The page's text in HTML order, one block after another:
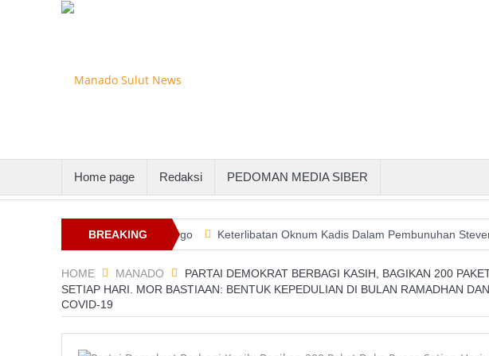
Home page Redaksi PEDOMAN MEDIA SIBER
BREAKING
NEWS
Gandeng PLN Suluttenggo Keterlibatan Oknum Kadis Dalam Pembunuhan Steven Indi
HOME MANADO
PARTAI DEMOKRAT BERBAGI KASIH, BAGIKAN 200
SETIAP HARI. MOR BASTIAAN: BENTUK KEPEDULIAN DI BULAN RAMADHAN
COVID-19